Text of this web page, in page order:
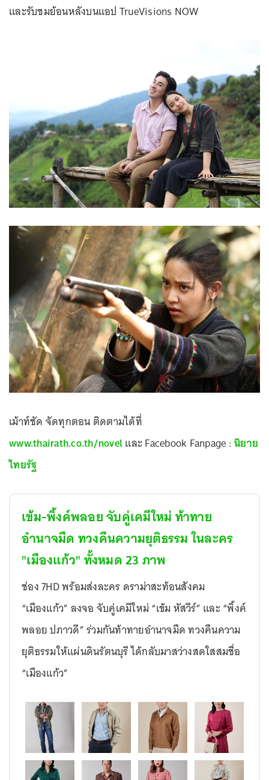
และรับชมย้อนหลังบนแอป TrueVisions NOW
เม้าท์ชัด จัดทุกตอน ติดตามได้ที่
www.thairath.co.th/novelและ Facebook Fanpage : นิยาย
ไทยรัฐ
เข้ม-พิ้งค์พลอย จับคู่เคมีใหม่ ท้าทาย
อำนาจมืด ทวงคืนความยุติธรรม ในละคร
"เมืองแก้ว"ทั้งหมด23ภาพ
ช่อง 7HD พร้อมส่งละคร ดราม่าสะท้อนสังคม
“เมืองแก้ว” ลงจอ จับคู่เคมีใหม่ “เข้ม หัสวีร์” และ “พิ้งค์
พลอย ปภาวดี” ร่วมกันท้าทายอำนาจมืด ทวงคืนความ
ยุติธรรมให้แผ่นดินรัตนบุรี ได้กลับมาสว่างสดใสสมชื่อ
“เมืองแก้ว”